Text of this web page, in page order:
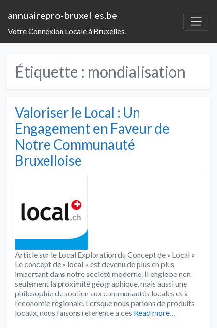
annuairepro-bruxelles.be
Votre Connexion Locale à Bruxelles.
Étiquette : mondialisation
Valoriser le Local : Un
Engagement en Faveur de
Notre Communauté
Bruxelloise
Article sur le Local Exploration du Concept de « Local »
Le concept de « local » est devenu de plus en plus
important dans notre société moderne. Il englobe non
seulement la proximité géographique, mais aussi une
philosophie de soutien aux communautés locales et à
l’économie régionale. Lorsque nous parlons de produits
locaux, nous faisons référence à des Read more…